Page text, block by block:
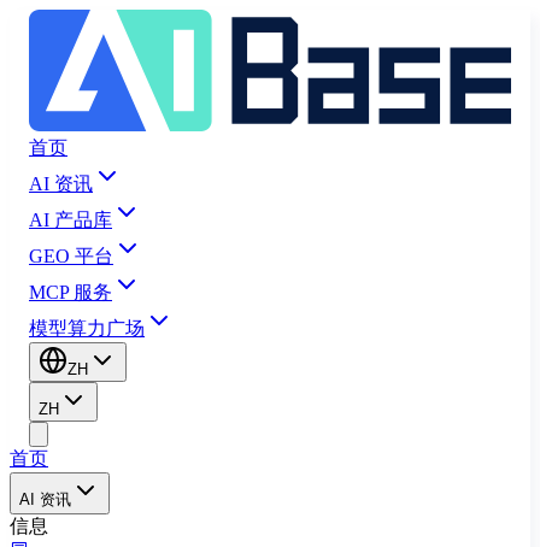
首页
AI 资讯
AI 产品库
GEO 平台
MCP 服务
模型算力广场
ZH
ZH
首页
AI 资讯
信息